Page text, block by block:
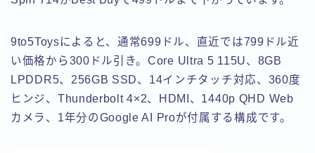
9to5Toysによると、通常699ドル、直近では799ドル近
い価格から300ドル引き。Core Ultra 5 115U、8GB
LPDDR5、256GB SSD、14インチタッチ対応、360度
ヒンジ、Thunderbolt 4×2、HDMI、1440p QHD Web
カメラ、1年分のGoogle AI Proが付属する構成です。